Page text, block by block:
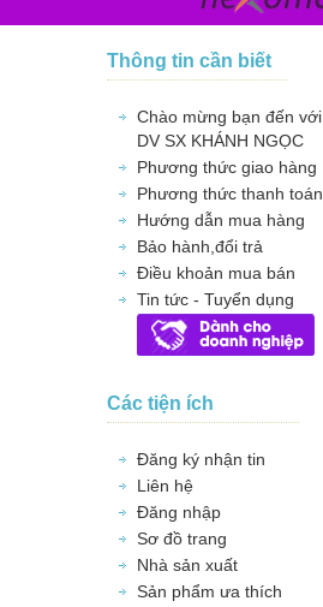
Thông tin cần biết
Chào mừng bạn đến
DV SX KHÁNH NGỌC
Phương thức giao hàng
Phương thức thanh toán
Hướng dẫn mua hàng
Bảo hành,đổi trả
Điều khoản mua bán
Tin tức - Tuyển dụng
Các tiện ích
Đăng ký nhận tin
Liên hệ
Đăng nhập
Sơ đồ trang
Nhà sản xuất
Sản phẩm ưa thích